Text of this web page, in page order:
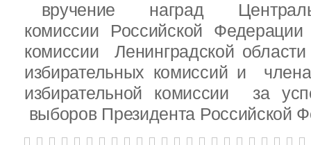
вручение наград
комиссии Российской
комиссии Ленинградской
избирательных комиссий и
избирательной комиссии за
выборов Президента Российской